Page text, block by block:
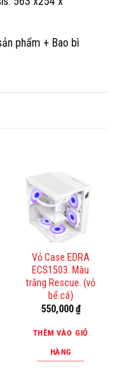
phẩm + Bao bì
Vỏ Case EDRA
ECS1503. Màu
trắng Rescue. (vỏ
bể cá)
550,000₫
THÊM VÀO GIỎ
HÀNG